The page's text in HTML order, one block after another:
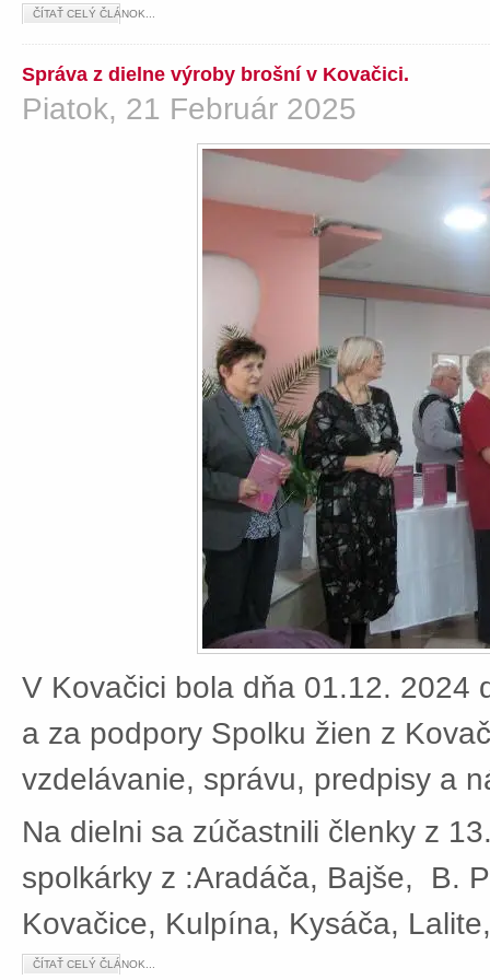
ČÍTAŤ CELÝ ČLÁNOK...
Správa z dielne výroby brošní v Kovačici.
Piatok, 21 Február 2025
V Kovačici bola dňa 01.12. 2024
a za podpory Spolku žien z
vzdelávanie, správu, predpisy a
Na dielni sa zúčastnili členky z
spolkárky z :Aradáča, Bajše, B.
Kovačice, Kulpína, Kysáča,
ČÍTAŤ CELÝ ČLÁNOK...